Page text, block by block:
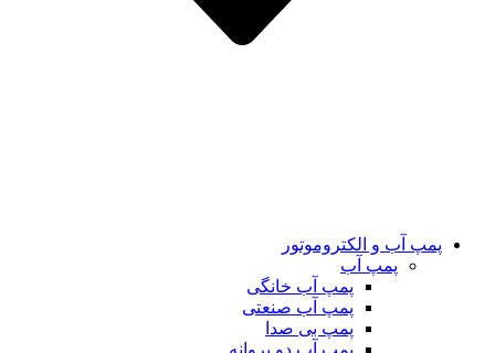
پمپ آب و الکتروموتور
پمپ آب
پمپ آب خانگی
پمپ آب صنعتی
پمپ بی صدا